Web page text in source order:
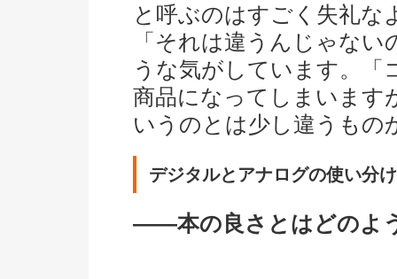
と呼ぶのはすごく失礼な
「それは違うんじゃな
うな気がしています。「
商品になってしまいます
いうのとは少し違うもの
デジタルとアナログの使い分け
――本の良さとはどのよ